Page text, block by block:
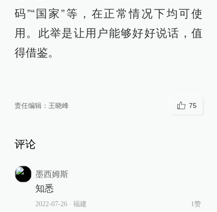
码”“国家”等，在正常情况下均可使
用。此举是让用户能够好好说话，值
得借鉴。
责任编辑： 王晓峰 75
评论
墨西姆斯
知悉
2022-07-26∙ 福建 1赞